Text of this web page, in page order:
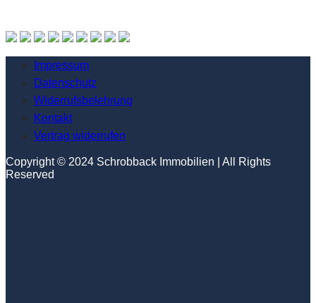
Impressum
Datenschutz
Widerrufsbelehrung
Kontakt
Vertrag widerrufen
Copyright © 2024 Schrobback Immobilien | All Rights
Reserved